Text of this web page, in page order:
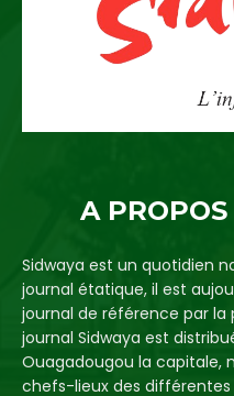
A
Sidwaya est un quotidien
journal étatique, il est
journal de référence par la
journal Sidwaya est
Ouagadougou la capitale,
chefs-lieux des différentes